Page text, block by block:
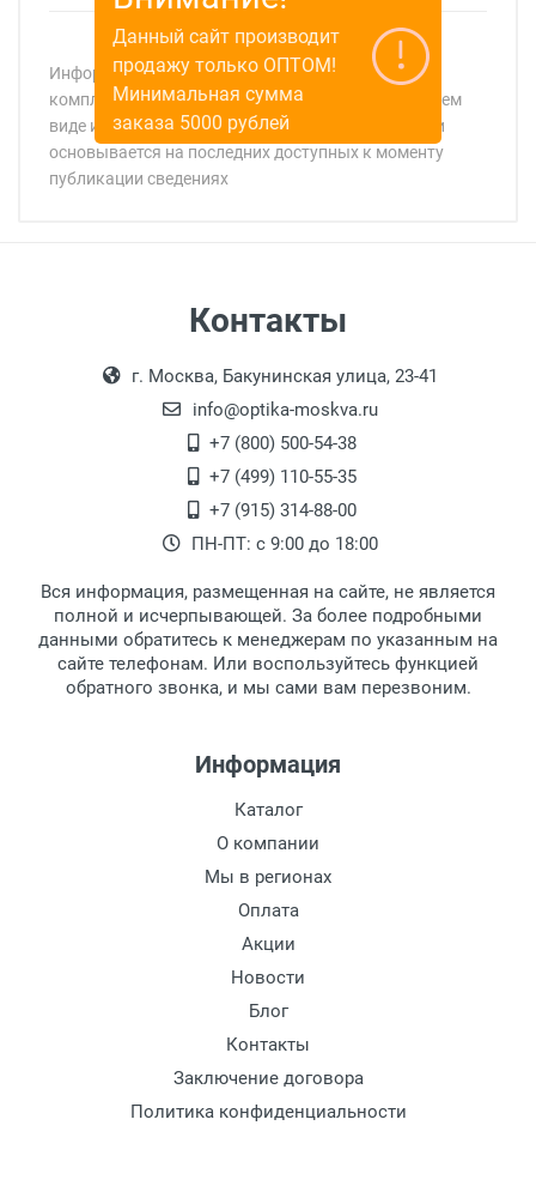
Информация о технических характеристиках,
комплекте поставки, стране изготовления, внешнем
виде и цвете товара носит справочный характер и
основывается на последних доступных к моменту
публикации сведениях
Самовывоз.
Оплата товара производится
наличными непосредственно на пункте
выдачи товара.
Перечисление средств на расчетный счет.
18:00, по субботам с 11:00 до 15:00, в
офисе по адресу: г. Москва,
Переведеновский переулок 17, корпус 1,
второй этаж, тел. +7 (499) 110-55-35.
После того, как заказ поступает в пункт
выдачи, наш менеджер связывается с
клиентом и оповещает о поступлении
товара.
Для получения товара при себе
обязательно иметь паспорт.
Заказ необходимо забрать в течение 3
рабочих дней с момента поступления на
дополнительных расходов за хранение
Доставляем товар по Москве компанией
Сдэк до ближайшего к вам пункта
Доставка транспортными компаниями по
Данный способ доставки осуществляется
преимущественно по России.
Мы сотрудничаем с различными
Контакты
г. Москва, Бакунинская улица, 23-41
info@optika-moskva.ru
+7 (800) 500-54-38
+7 (499) 110-55-35
+7 (915) 314-88-00
ПН-ПТ: с 9:00 до 18:00
Вся информация, размещенная на сайте, не является
полной и исчерпывающей. За более подробными
данными обратитесь к менеджерам по указанным на
сайте телефонам. Или воспользуйтесь функцией
обратного звонка, и мы сами вам перезвоним.
Информация
Каталог
О компании
Мы в регионах
Оплата
Акции
Новости
Блог
Контакты
Заключение договора
Политика конфиденциальности
Данный сайт производит
продажу только ОПТОМ!
Минимальная сумма
заказа 5000 рублей